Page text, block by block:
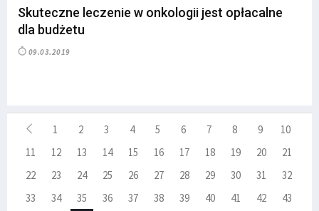
Skuteczne leczenie w onkologii jest opłacalne
dla budżetu
09.03.2019
1 2 3 4 5 6 7 8 9
10
11
12 13 14 15 16 17 18 19 20
21
22
23 24 25 26 27 28 29 30 31
32
33
34 35 36 37 38 39 40 41 42
43